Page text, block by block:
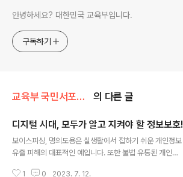
안녕하세요? 대한민국 교육부입니다.
구독하기
교육부 국민서포터즈 의 다른 글
디지털 시대, 모두가 알고 지켜야 할 정보보호!
보이스피싱, 명의도용은 실생활에서 접하기 쉬운 개인정보
유출 피해의 대표적인 예입니다. 또한 불법 유통된 개인정
1 0 2023. 7. 12.